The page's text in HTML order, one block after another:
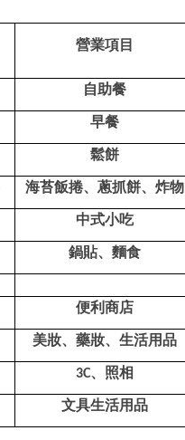
營業項目
自助餐
早餐
鬆餅
海苔飯捲、蔥抓餅、炸物
中式小吃
鍋貼、麵食
便利商店
美妝、藥妝、生活用品
3C、照相
文具生活用品